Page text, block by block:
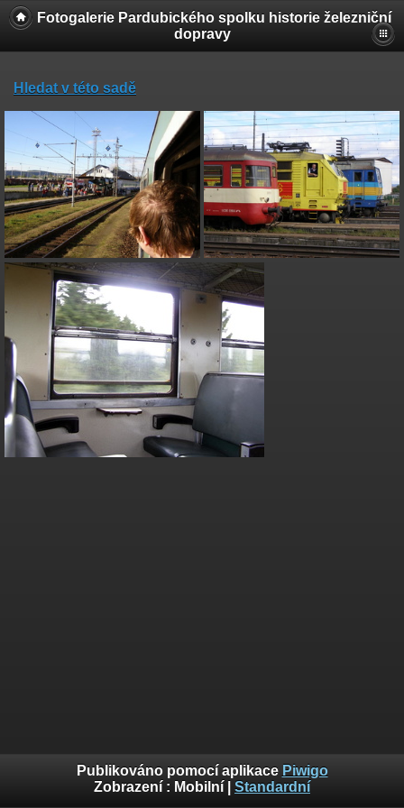
Fotogalerie Pardubického spolku historie železniční
dopravy
Hledat v této sadě
Publikováno pomocí aplikace Piwigo
Zobrazení : Mobilní Standardní